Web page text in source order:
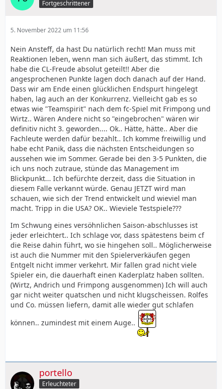
Fortgeschrittener
5. November 2022 um 11:56
Nein Ansteff, da hast Du natürlich recht! Man muss mit
Reaktionen leben, wenn man sich äußert, das stimmt. Ich
habe die CL-Freude absolut geteilt!! Aber die
angesprochenen Punkte lagen doch danach auf der Hand.
Dass wir am Ende einen glücklichen Endspurt hingelegt
haben, lag auch an der Konkurrenz. Vielleicht gab es so
etwas wie "Teamspirit" nach dem fc-Spiel mit Frimpong und
Wirtz.. Wären Andere nicht so "eingebrochen" wären wir
definitiv nicht 3. geworden.... Ok.. Hätte, hätte.. Aber die
Fachleute werden dafür bezahlt.. Ich komme freiwillig und
habe echt Panik, dass die nächsten Entscheidungen so
aussehen wie im Sommer. Gerade bei den 3-5 Punkten, die
ich uns noch zutraue, stünde das Management im
Blickpunkt... Ich befürchte derzeit, dass die Situation in
diesem Falle verkannt würde. Genau JETZT wird man
schauen, wie sich der Trend entwickelt und wieviel man
macht. Tripp in die USA? OK.. Wieviele Testspiele???
Im Schwung eines versöhnlichen Saison-abschlusses ist
jeder erleichtert.. Ich schlage vor, dass spätestens beim cf
die Reise dahin führt, wo sie hingehen soll.. Möglicherweise
ist auch die Nummer mit den Spielerverkäufen gegen
Entgelt nicht immer verkehrt. Mir fallen grad nicht viele
Spieler ein, die dauerhaft einen Kaderplatz haben sollten.
(Wirtz, Andrich und Frimpong ausgenommen) Ich will auch
gar nicht weiter quatschen und nicht klugscheissen. Rolfes
und Co. müssen liefern, damit alle wieder gut schlafen
können.. zumindest mit einem Auge..
portello
Erleuchteter